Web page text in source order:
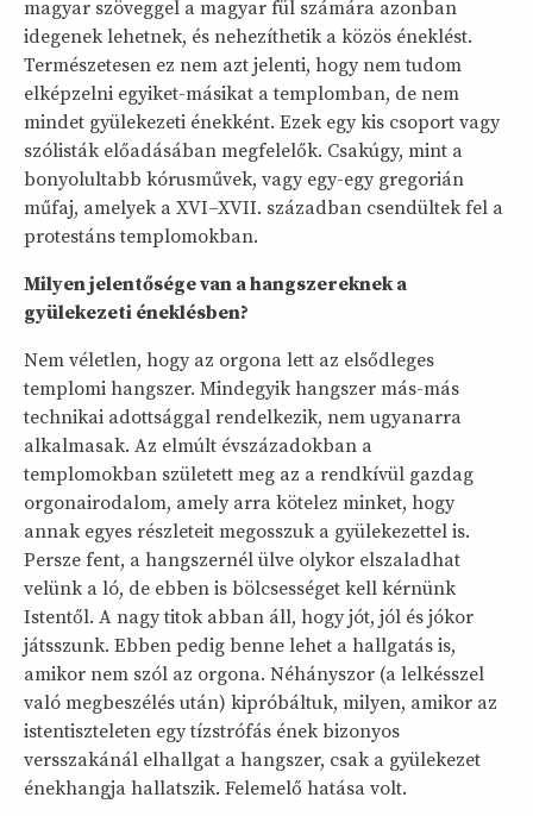
magyar szöveggel a magyar fül számára azonban
idegenek lehetnek, és nehezíthetik a közös éneklést.
Természetesen ez nem azt jelenti, hogy nem tudom
elképzelni egyiket-másikat a templomban, de nem
mindet gyülekezeti énekként. Ezek egy kis csoport vagy
szólisták előadásában megfelelők. Csakúgy, mint a
bonyolultabb kórusművek, vagy egy-egy gregorián
műfaj, amelyek a XVI–XVII. században csendültek fel a
protestáns templomokban.
Milyen jelentősége van a hangszereknek a
gyülekezeti éneklésben?
Nem véletlen, hogy az orgona lett az elsődleges
templomi hangszer. Mindegyik hangszer más-más
technikai adottsággal rendelkezik, nem ugyanarra
alkalmasak. Az elmúlt évszázadokban a
templomokban született meg az a rendkívül gazdag
orgonairodalom, amely arra kötelez minket, hogy
annak egyes részleteit megosszuk a gyülekezettel is.
Persze fent, a hangszernél ülve olykor elszaladhat
velünk a ló, de ebben is bölcsességet kell kérnünk
Istentől. A nagy titok abban áll, hogy jót, jól és jókor
játsszunk. Ebben pedig benne lehet a hallgatás is,
amikor nem szól az orgona. Néhányszor (a lelkésszel
való megbeszélés után) kipróbáltuk, milyen, amikor az
istentiszteleten egy tízstrófás ének bizonyos
versszakánál elhallgat a hangszer, csak a gyülekezet
énekhangja hallatszik. Felemelő hatása volt.